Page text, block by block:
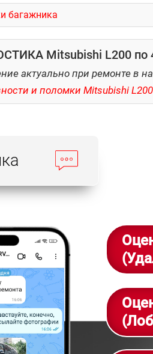
багажника
Mitsubishi L200 по
актуально при ремонте в
и поломки Mitsubishi L200